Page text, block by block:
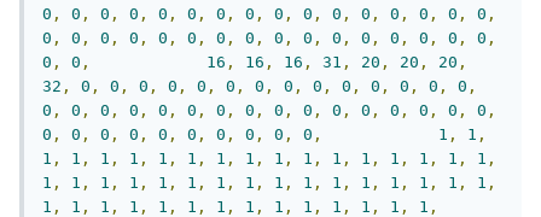
0 , 0 , 0 , 0 , 0 , 0 , 0 , 0 , 0 , 0 , 0 , 0 , 0 , 0 , 0 , 0 ,
0 , 0 , 0 , 0 , 0 , 0 , 0 , 0 , 0 , 0 , 0 , 0 , 0 , 0 , 0 , 0 ,
0 , 0 , 16 , 16 , 16 , 31 , 20 , 20 , 20 ,
32 , 0 , 0 , 0 , 0 , 0 , 0 , 0 , 0 , 0 , 0 , 0 , 0 , 0 , 0 ,
0 , 0 , 0 , 0 , 0 , 0 , 0 , 0 , 0 , 0 , 0 , 0 , 0 , 0 , 0 , 0 ,
0 , 0 , 0 , 0 , 0 , 0 , 0 , 0 , 0 , 0 , 1 , 1 ,
1 , 1 , 1 , 1 , 1 , 1 , 1 , 1 , 1 , 1 , 1 , 1 , 1 , 1 , 1 , 1 ,
1 , 1 , 1 , 1 , 1 , 1 , 1 , 1 , 1 , 1 , 1 , 1 , 1 , 1 , 1 , 1 ,
1 , 1 , 1 , 1 , 1 , 1 , 1 , 1 , 1 , 1 , 1 , 1 , 1 , 1 ,